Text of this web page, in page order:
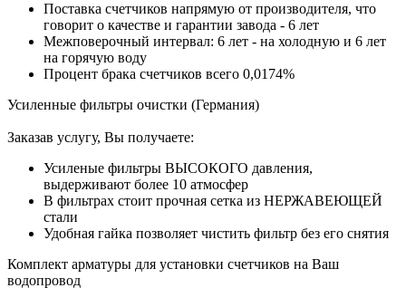
Поставка счетчиков напрямую от производителя, что
говорит о качестве и гарантии завода - 6 лет
Межповерочный интервал: 6 лет - на холодную и 6 лет
на горячую воду
Процент брака счетчиков всего 0,0174%
Усиленные фильтры очистки (Германия)
Заказав услугу, Вы получаете:
Усиленые фильтры ВЫСОКОГО давления,
выдерживают более 10 атмосфер
В фильтрах стоит прочная сетка из НЕРЖАВЕЮЩЕЙ
стали
Удобная гайка позволяет чистить фильтр без его снятия
Комплект арматуры для установки счетчиков на Ваш
водопровод